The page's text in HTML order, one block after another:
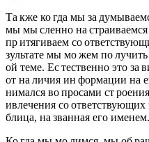
Та кже ко гда мы за
мы мы сленно на
пр итягиваем со
зультате мы мо жем по
ой теме. Ес тественно это за
от на личия ин формации на
нимался во просами ст
ивлечения со ответствующих
блица, на званная его именем.